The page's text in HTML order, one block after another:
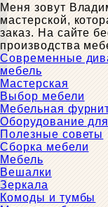
Меня зовут
мастерской,
заказ. На сайте
производства
Современные
мебель
Мастерская
Выбор мебели
Мебельная
Оборудование
Полезные советы
Сборка мебели
Мебель
Вешалки
Зеркала
Комоды и тумбы